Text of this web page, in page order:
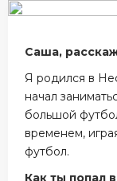
Саша,
Я родился в
начал
большой
временем,
футбол.
Как ты попал